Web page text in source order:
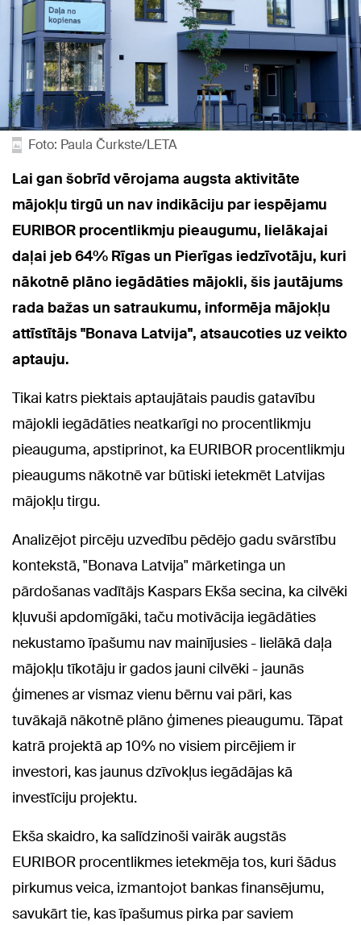
Foto: Paula Čurkste/LETA
Lai gan šobrīd vērojama augsta aktivitāte
mājokļu tirgū un nav indikāciju par iespējamu
EURIBOR procentlikmju pieaugumu, lielākajai
daļai jeb 64% Rīgas un Pierīgas iedzīvotāju, kuri
nākotnē plāno iegādāties mājokli, šis jautājums
rada bažas un satraukumu, informēja mājokļu
attīstītājs "Bonava Latvija", atsaucoties uz veikto
aptauju.
Tikai katrs piektais aptaujātais paudis gatavību
mājokli iegādāties neatkarīgi no procentlikmju
pieauguma, apstiprinot, ka EURIBOR procentlikmju
pieaugums nākotnē var būtiski ietekmēt Latvijas
mājokļu tirgu.
Analizējot pircēju uzvedību pēdējo gadu svārstību
kontekstā, "Bonava Latvija" mārketinga un
pārdošanas vadītājs Kaspars Ekša secina, ka cilvēki
kļuvuši apdomīgāki, taču motivācija iegādāties
nekustamo īpašumu nav mainījusies - lielākā daļa
mājokļu tīkotāju ir gados jauni cilvēki - jaunās
ģimenes ar vismaz vienu bērnu vai pāri, kas
tuvākajā nākotnē plāno ģimenes pieaugumu. Tāpat
katrā projektā ap 10% no visiem pircējiem ir
investori, kas jaunus dzīvokļus iegādājas kā
investīciju projektu.
Ekša skaidro, ka salīdzinoši vairāk augstās
EURIBOR procentlikmes ietekmēja tos, kuri šādus
pirkumus veica, izmantojot bankas finansējumu,
savukārt tie, kas īpašumus pirka par saviem